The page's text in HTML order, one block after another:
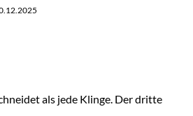
als jede Klinge. Der dritte